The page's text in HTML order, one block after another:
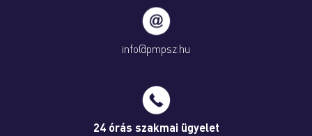
info@pmpsz.hu
24 órás szakmai ügyelet